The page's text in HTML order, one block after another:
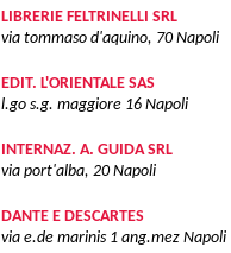
LIBRERIE FELTRINELLI SRL
via tommaso d'aquino, 70Napoli
EDIT. L'ORIENTALE SAS
l.go s.g. maggiore 16 Napoli
INTERNAZ. A. GUIDA SRL
via port'alba, 20 Napoli
DANTE E DESCARTES
via e.de marinis 1 ang.mez Napoli